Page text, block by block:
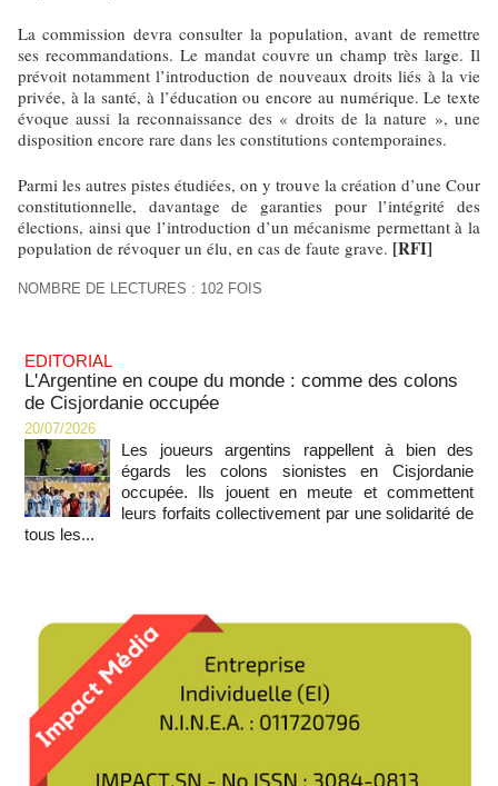
La commission devra consulter la population, avant de remettre
ses recommandations. Le mandat couvre un champ très large. Il
prévoit notamment l’introduction de nouveaux droits liés à la vie
privée, à la santé, à l’éducation ou encore au numérique. Le texte
évoque aussi la reconnaissance des « droits de la nature », une
disposition encore rare dans les constitutions contemporaines.
Parmi les autres pistes étudiées, on y trouve la création d’une Cour
constitutionnelle, davantage de garanties pour l’intégrité des
élections, ainsi que l’introduction d’un mécanisme permettant à la
population de révoquer un élu, en cas de faute grave. [RFI]
NOMBRE DE LECTURES : 102 FOIS
EDITORIAL
L'Argentine en coupe du monde : comme des colons
de Cisjordanie occupée
20/07/2026
Les joueurs argentins rappellent à bien des
égards les colons sionistes en Cisjordanie
occupée. Ils jouent en meute et commettent
leurs forfaits collectivement par une solidarité de
tous les...